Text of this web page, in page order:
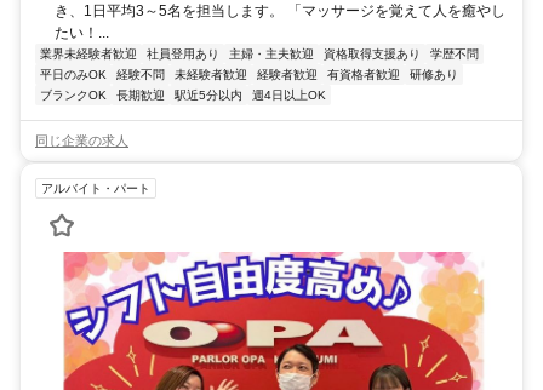
き、1日平均3～5名を担当します。 「マッサージを覚えて人を癒やし
たい！...
業界未経験者歓迎 社員登用あり 主婦・主夫歓迎 資格取得支援あり
学歴不問
平日のみOK
経験不問 未経験者歓迎 経験者歓迎 有資格者歓迎
研修あり
ブランクOK
長期歓迎 駅近5分以内 週4日以上OK
同じ企業の求人
アルバイト・パート